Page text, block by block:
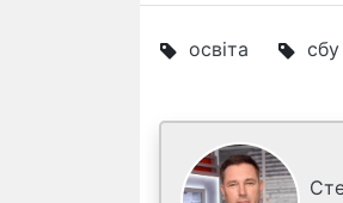
освіта сбу